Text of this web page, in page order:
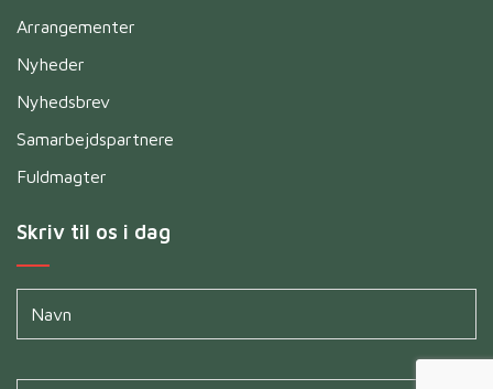
Arrangementer
Nyheder
Nyhedsbrev
Samarbejdspartnere
Fuldmagter
Skriv til os i dag
Navn*